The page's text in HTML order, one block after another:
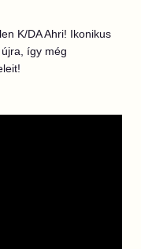
K/DA Ahri! Ikonikus
így még